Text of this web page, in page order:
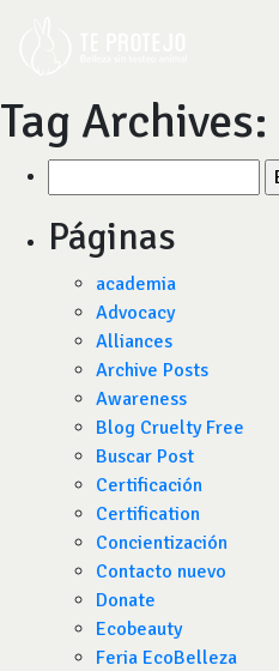
Tag Archives:
por:
Páginas
academia
Advocacy
Alliances
Archive Posts
Awareness
Blog Cruelty Free
Buscar Post
Certificación
Certification
Concientización
Contacto nuevo
Donate
Ecobeauty
Feria EcoBelleza